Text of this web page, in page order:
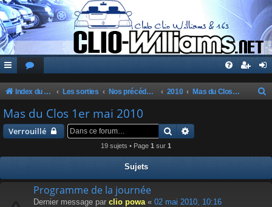
Index du forum Les sorties Nos précédentes sorties 2010 Mas du Clos 1er mai 2010
Mas du Clos 1er mai 2010
Verrouillé Rechercher
19 sujets • Page 1 sur 1
Sujets
Programme de la journée
Dernier message par clio powa « 02 mai 2010, 10:16